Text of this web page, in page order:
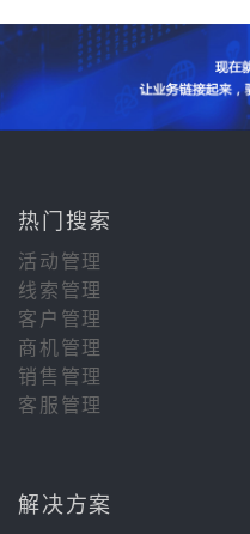
热门搜索
活动管理
线索管理
客户管理
商机管理
销售管理
客服管理
解决方案